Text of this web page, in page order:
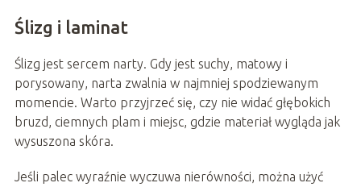
Ślizg i laminat
Ślizg jest sercem narty. Gdy jest suchy, matowy i
porysowany, narta zwalnia w najmniej spodziewanym
momencie. Warto przyjrzeć się, czy nie widać głębokich
bruzd, ciemnych plam i miejsc, gdzie materiał wygląda jak
wysuszona skóra.
Jeśli palec wyraźnie wyczuwa nierówności, można użyć